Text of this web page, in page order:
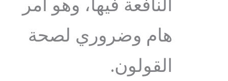
النافعة فيها، وهو أمر
هام وضروري لصحة
القولون.